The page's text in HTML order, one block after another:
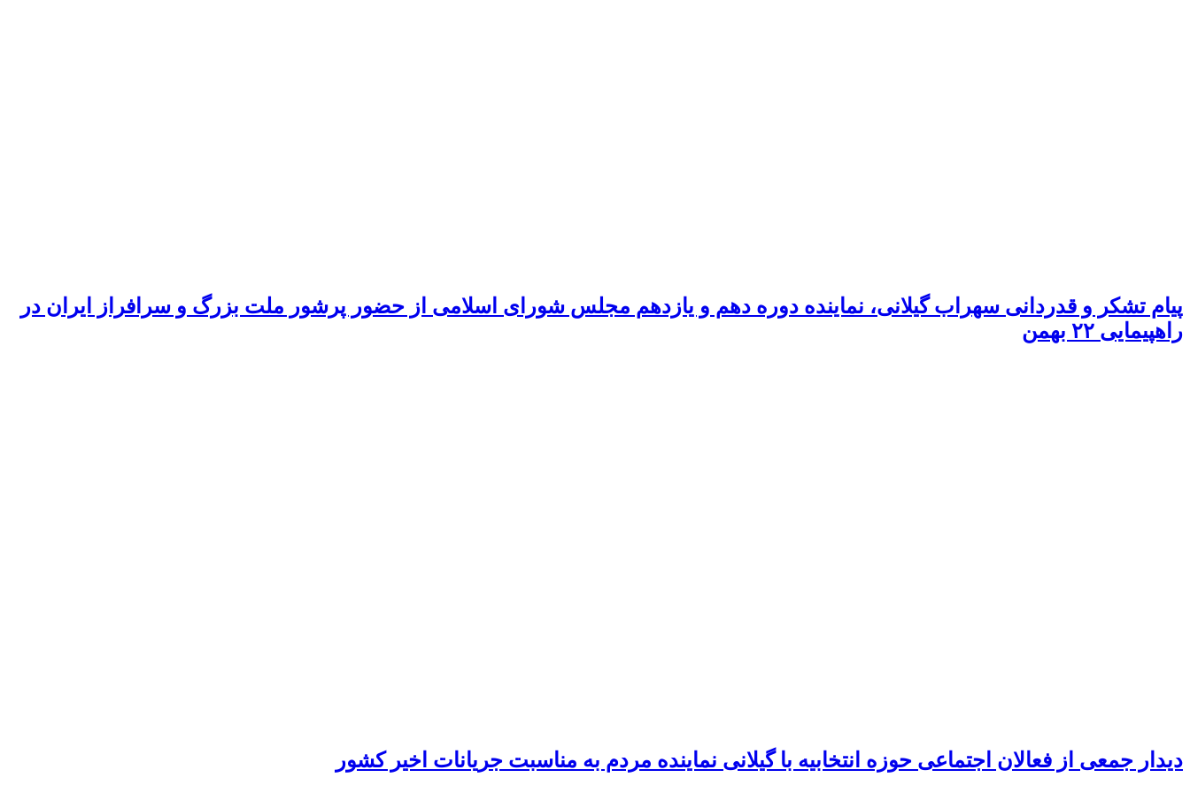
پیام تشکر و قدردانی سهراب گیلانی، نماینده دوره دهم و یازدهم مجلس شورای اسلامی از حضور پرشور ملت بزرگ و سرافراز ایران در
راهپیمایی ۲۲ بهمن
دیدار جمعی از فعالان اجتماعی حوزه انتخابیه با گیلانی نماینده مردم به مناسبت جریانات اخیر کشور